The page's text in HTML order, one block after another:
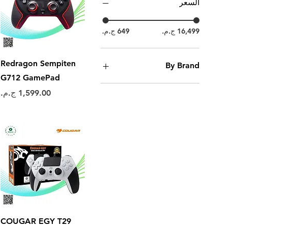
السعر
‏649 ج.م.‏
By Brand
Bloody
العرض السريع
Redragon Sempiten
G712 GamePad
السعر
العرض السريع
COUGAR EGY T29